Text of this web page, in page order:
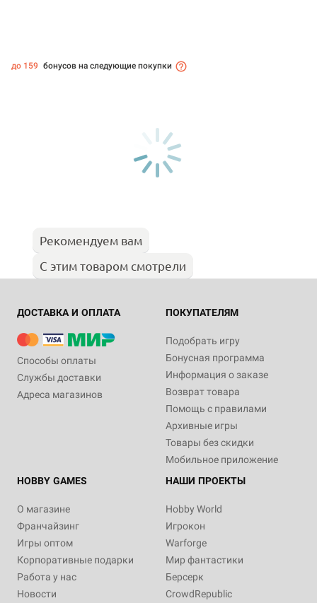
до 159 бонусов на следующие покупки
Рекомендуем вам
С этим товаром смотрели
ДОСТАВКА И ОПЛАТА
Способы оплаты
Службы доставки
Адреса магазинов
ПОКУПАТЕЛЯМ
Подобрать игру
Бонусная программа
Информация о заказе
Возврат товара
Помощь с правилами
Архивные игры
Товары без скидки
Мобильное приложение
HOBBY GAMES
О магазине
Франчайзинг
Игры оптом
Корпоративные подарки
Работа у нас
Новости
НАШИ ПРОЕКТЫ
Hobby World
Игрокон
Warforge
Мир фантастики
Берсерк
CrowdRepublic